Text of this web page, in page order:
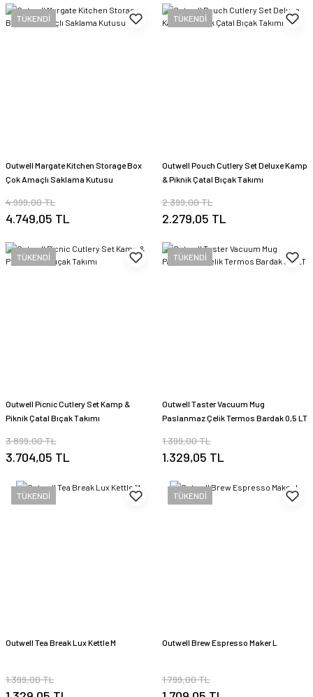
TÜKENDİ
Outwell Margate Kitchen Storage Box
Çok Amaçlı Saklama Kutusu
4.999,00 TL
4.749,05 TL
TÜKENDİ
Outwell Pouch Cutlery Set Deluxe Kamp
& Piknik Çatal Bıçak Takımı
2.399,00 TL
2.279,05 TL
TÜKENDİ
Outwell Picnic Cutlery Set Kamp &
Piknik Çatal Bıçak Takımı
3.899,00 TL
3.704,05 TL
TÜKENDİ
Outwell Taster Vacuum Mug
Paslanmaz Çelik Termos Bardak 0,5 LT
1.399,00 TL
1.329,05 TL
TÜKENDİ
Outwell Tea Break Lux Kettle M
1.399,00 TL
TÜKENDİ
Outwell Brew Espresso Maker L
1.799,00 TL